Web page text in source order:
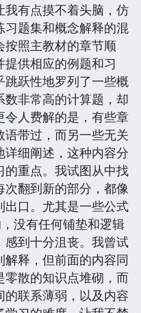
有点摸不着头脑，仿
题集和概念解释的混
照主教材的章节顺
供相应的例题和习
跳跃性地罗列了一些概
非常高的计算题，却
人费解的是，有些章
带过，而另一些无关
细阐述，这种内容分
重点。我试图从中找
翻到新的部分，都像
出口。尤其是一些公式
没有任何铺垫和逻辑
到十分沮丧。我曾试
释，但前面的内容同
散的知识点堆砌，而
联系薄弱，以及内容